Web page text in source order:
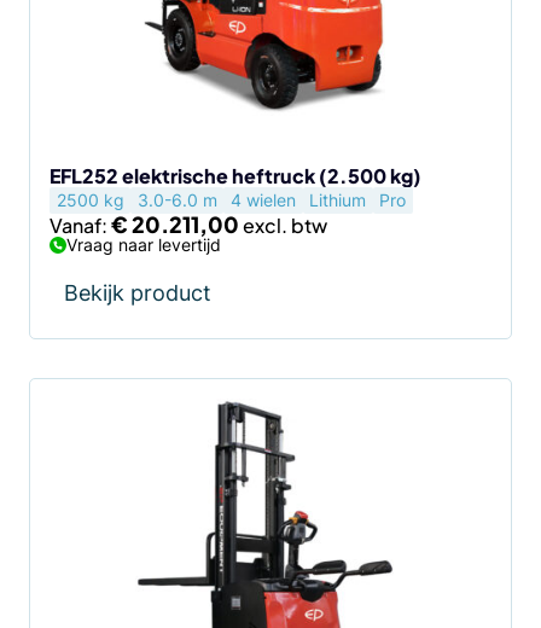
EFL252 elektrische heftruck (2.500 kg)
2500 kg 3.0-6.0 m 4 wielen Lithium Pro
Vanaf:€20.211,00
Vraag naar levertijd
Bekijk product
de
productpagina